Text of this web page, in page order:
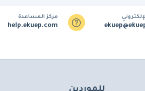
مركز المساعدة
help.ekuep.com